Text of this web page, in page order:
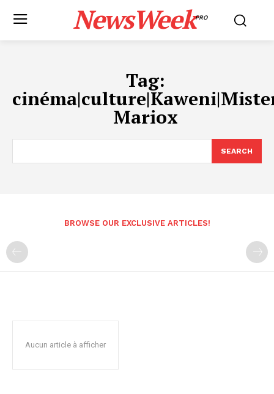
NewsWeekPRO
Tag:
Mariox
SEARCH
BROWSE OUR EXCLUSIVE ARTICLES!
Aucun article à afficher